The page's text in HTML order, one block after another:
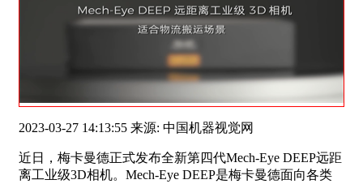
2023-03-27 14:13:55 来源: 中国机器视觉网
近日，梅卡曼德正式发布全新第四代Mech-Eye DEEP远距
离工业级3D相机。Mech-Eye DEEP是梅卡曼德面向各类